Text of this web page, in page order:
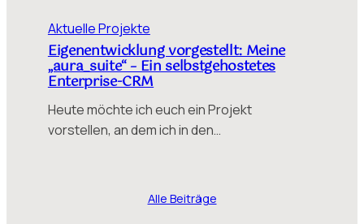
Aktuelle Projekte
Eigenentwicklung vorgestellt: Meine
„aura_suite“ – Ein selbstgehostetes
Enterprise-CRM
Heute möchte ich euch ein Projekt
vorstellen, an dem ich in den…
Alle Beiträge